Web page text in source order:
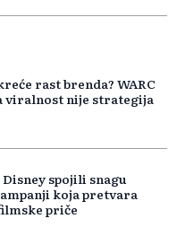
rast brenda? WARC
viralnost nije strategija
spojili snagu
koja pretvara
priče